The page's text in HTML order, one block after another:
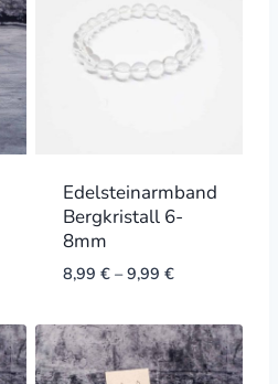
Edelsteinarmband
Bergkristall 6-
8mm
8,99 €–9,99 €